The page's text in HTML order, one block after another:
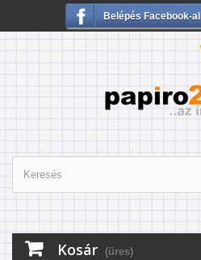
Belépés Facebook-al
Kosár (üres)